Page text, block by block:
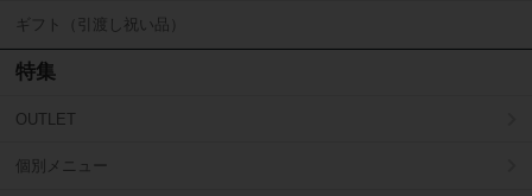
ギフト（引渡し祝い品）
特集
OUTLET
個別メニュー